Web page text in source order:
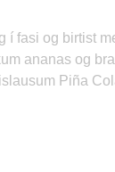
í fasi og birtist
ananas og
Piña